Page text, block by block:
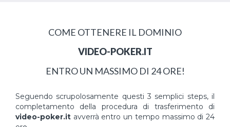
COME OTTENERE IL DOMINIO
VIDEO-POKER.IT
ENTRO UN MASSIMO DI 24 ORE!
Seguendo scrupolosamente questi 3 semplici steps, il
completamento della procedura di trasferimento di
video-poker.it avverrà entro un tempo massimo di 24